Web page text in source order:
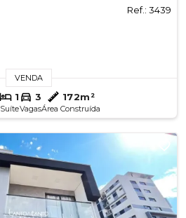
Ref.: 3439
VENDA
1
Suíte
3
Vagas
172m²
Área Construída